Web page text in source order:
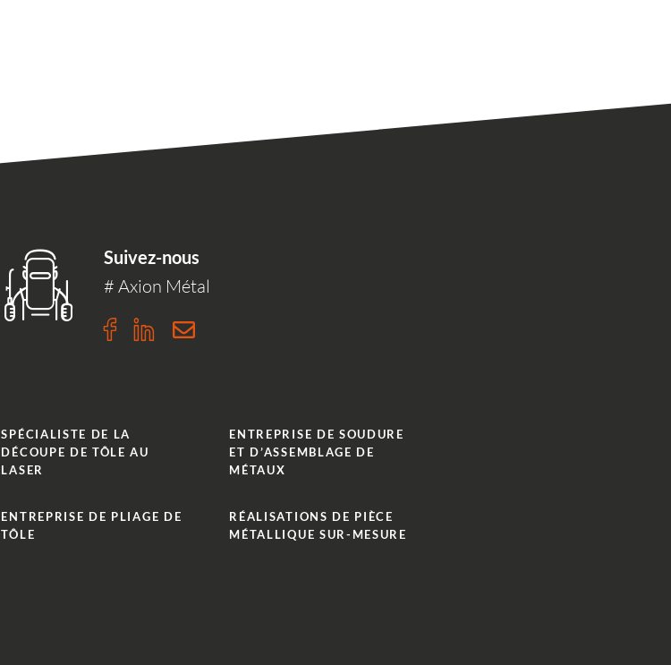
Suivez-nous
# Axion Métal
n
m
SPÉCIALISTE DE LA
DÉCOUPE DE TÔLE AU
LASER
ENTREPRISE DE SOUDURE
ET D’ASSEMBLAGE DE
MÉTAUX
ENTREPRISE DE PLIAGE DE
TÔLE
RÉALISATIONS DE PIÈCE
MÉTALLIQUE SUR-MESURE